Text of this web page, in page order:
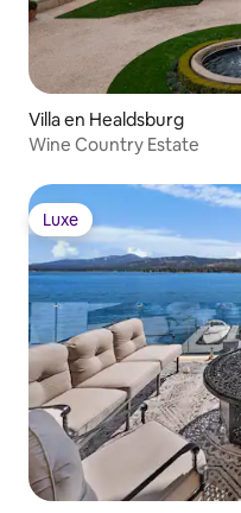
Villa en Healdsburg
Wine Country Estate
Luxe
Luxe